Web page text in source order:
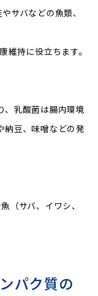
サバなどの魚類、
維持に役立ちます。
、乳酸菌は腸内環境
納豆、味噌などの発
（サバ、イワシ、
パク質の